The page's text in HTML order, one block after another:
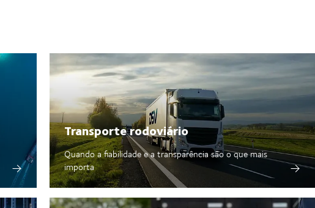
Transporte rodoviário
Quando a fiabilidade e a transparência são o que mais
importa